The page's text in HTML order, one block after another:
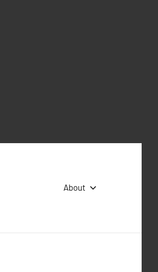
About